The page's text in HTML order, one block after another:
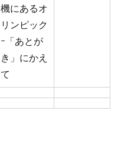
機にあるオ
リンピック
ｰ「あとが
き」にかえ
て